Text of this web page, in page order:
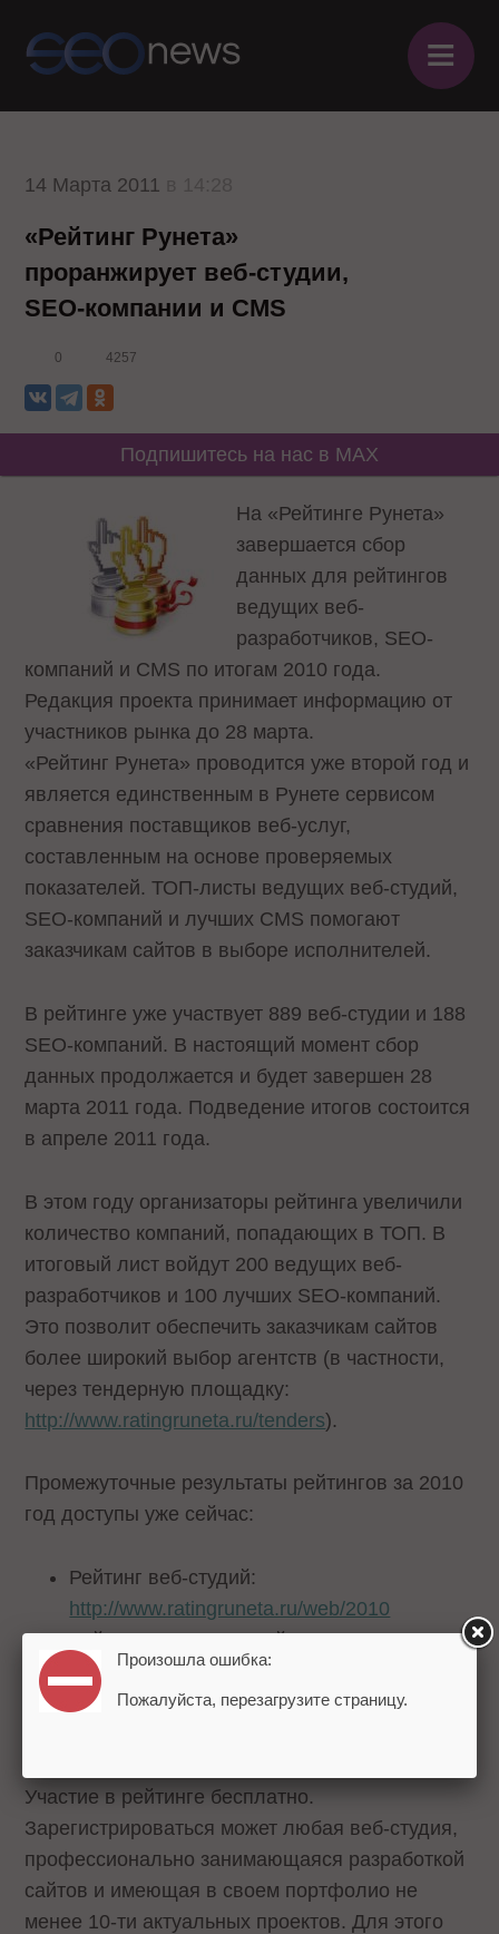
≡
14 Марта 2011
«Рейтинг Рунета»
проранжирует веб-студии,
SEO-компании и CMS
0 4257
Подпишитесь на нас в MAX
На «Рейтинге Рунета»
завершается сбор
данных для рейтингов
ведущих веб-
разработчиков, SEO-
компаний и CMS по итогам 2010 года.
Редакция проекта принимает информацию от
участников рынка до 28 марта.
«Рейтинг Рунета» проводится уже второй год и
является единственным в Рунете сервисом
сравнения поставщиков веб-услуг,
составленным на основе проверяемых
показателей. ТОП-листы ведущих веб-студий,
SEO-компаний и лучших CMS помогают
заказчикам сайтов в выборе исполнителей.
В рейтинге уже участвует 889 веб-студии и 188
SEO-компаний. В настоящий момент сбор
данных продолжается и будет завершен 28
марта 2011 года. Подведение итогов состоится
в апреле 2011 года.
В этом году организаторы рейтинга увеличили
количество компаний, попадающих в ТОП. В
итоговый лист войдут 200 ведущих веб-
разработчиков и 100 лучших SEO-компаний.
Это позволит обеспечить заказчикам сайтов
более широкий выбор агентств (в частности,
через тендерную площадку:
http://www.ratingruneta.ru/tenders).
Промежуточные результаты рейтингов за 2010
год доступы уже сейчас:
Рейтинг веб-студий:
http://www.ratingruneta.ru/web/2010
Рейтинг SEO-компаний:
http://www.ratingruneta.ru/seo/2010
Рейтинг CMS:
Участие в рейтинге бесплатно.
Зарегистрироваться может любая веб-студия,
профессионально занимающаяся разработкой
сайтов и имеющая в своем портфолио не
менее 10-ти актуальных проектов. Для этого
Произошла ошибка:
Пожалуйста, перезагрузите страницу.